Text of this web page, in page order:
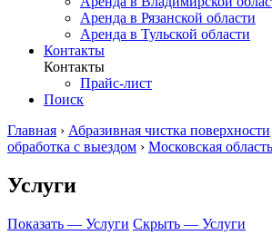
Аренда в Рязанской области
Аренда в Тульской области
Контакты
Контакты
Прайс-лист
Поиск
Главная › Абразивная чистка поверхности
обработка с выездом › Московская область
Услуги
Показать — Услуги Скрыть — Услуги